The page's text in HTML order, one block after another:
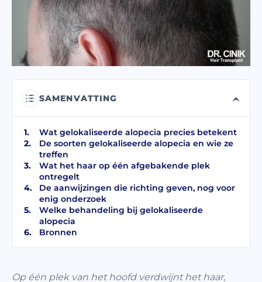
Ik heb de Toestemming voorCommerciële Elektronische Berichten gelezen en geaccepteerd.
VERSTUUR
SAMENVATTING
Wat gelokaliseerde alopecia precies betekent
De soorten gelokaliseerde alopecia en wie ze
treffen
Wat het haar op één afgebakende plek
ontregelt
De aanwijzingen die richting geven, nog voor
enig onderzoek
Welke behandeling bij gelokaliseerde
alopecia
Bronnen
Op één plek van het hoofd verdwijnt het haar,